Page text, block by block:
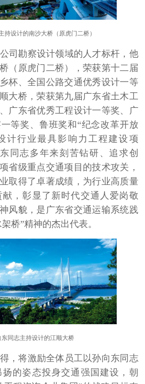
持设计的南沙大桥（原虎门二桥）
司勘察设计领域的人才标杆，他
（原虎门二桥），荣获第十二届
杯、全国公路交通优秀设计一等
大桥，荣获第九届广东省土木工
广东省优秀工程设计一等奖、广
等奖、鲁班奖和“纪念改革开放
计行业最具影响力工程建设项
同志多年来刻苦钻研、追求创
省级重点交通项目的技术攻关，
取得了卓著成绩，为行业高质量
，彰显了新时代交通人爱岗敬
风貌，是广东省交通运输系统践
桥”精神的杰出代表。
东同志主持设计的江顺大桥
，将激励全体员工以孙向东同志
的姿态投身交通强国建设，朝